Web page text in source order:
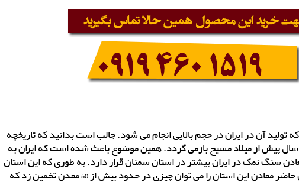
آن در ایران در حجم بالایی انجام می شود. جالب است بدانید که تاریخچه
نمک از معادن سنگ نمک در ایران به 2000 سال پیش از میلاد مسیح بازمی گردد. همین موضوع باعث شده است که ایران به
سنگ نمک در ایران بیشتر در استان سمنان قرار دارد. به طوری که این استان
را قطب تولید نمک در ایران معرفی می کنند. در حال حاضر معادن این استان را می توان چیزی در حدود بیش از 50 معدن تخمین زد که